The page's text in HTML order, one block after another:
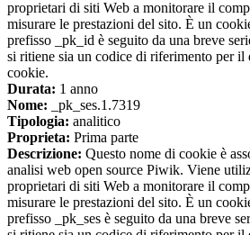
proprietari di siti Web a monitorare il
misurare le prestazioni del sito. È un
prefisso _pk_id è seguito da una breve
si ritiene sia un codice di riferimento per il
cookie.
Durata: 1 anno
Nome: _pk_ses.1.7319
Tipologia: analitico
Proprieta: Prima parte
Descrizione: Questo nome di cookie è
analisi web open source Piwik. Viene
proprietari di siti Web a monitorare il
misurare le prestazioni del sito. È un
prefisso _pk_ses è seguito da una breve